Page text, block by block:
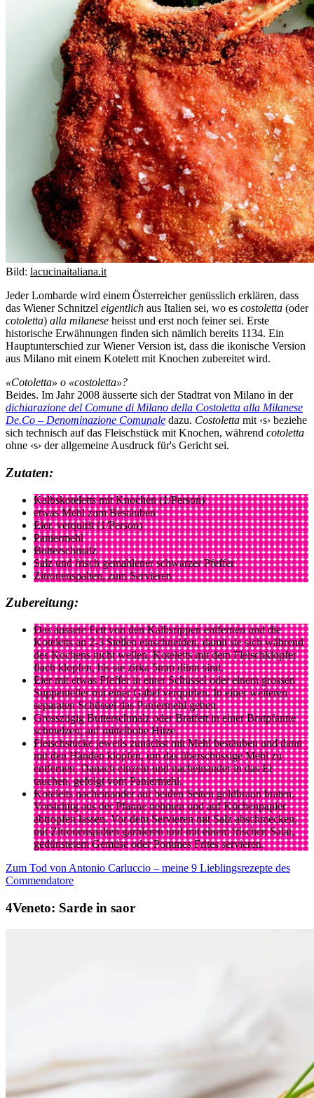
Bild: lacucinaitaliana.it
Jeder Lombarde wird einem Österreicher genüsslich erklären, dass
das Wiener Schnitzel eigentlich aus Italien sei, wo es costoletta (oder
cotoletta) alla milanese heisst und erst noch feiner sei. Erste
historische Erwähnungen finden sich nämlich bereits 1134. Ein
Hauptunterschied zur Wiener Version ist, dass die ikonische Version
aus Milano mit einem Kotelett mit Knochen zubereitet wird.
«Cotoletta» o «costoletta»?
Beides. Im Jahr 2008 äusserte sich der Stadtrat von Milano in der
dichiarazione del Comune di Milano della Costoletta alla Milanese
De.Co – Denominazione Comunale dazu. Costoletta mit ‹s› beziehe
sich technisch auf das Fleischstück mit Knochen, während cotoletta
ohne ‹s› der allgemeine Ausdruck für's Gericht sei.
Zutaten:
Kalbskoteletts mit Knochen (1/Person)
etwas Mehl zum Bestäuben
Eier, verquirlt (1/Person)
Paniermehl
Butterschmalz
Salz und frisch gemahlener schwarzer Pfeffer
Zitronenspalten, zum Servieren
Zubereitung:
Das äussere Fett von den Kalbsrippen entfernen und die
Koteletts an 2-3 Stellen einschneiden, damit sie sich während
des Kochens nicht wellen. Koteletts mit dem Fleischklopfer
flach klopfen, bis sie zirka 5mm dünn sind.
Eier mit etwas Pfeffer in einer Schüssel oder einem grossen
Suppenteller mit einer Gabel verquirlen. In einer weiteren
separaten Schüssel das Paniermehl geben.
Grosszügig Butterschmalz oder Bratfett in einer Bratpfanne
schmelzen; auf mittelhohe Hitze.
Fleischstücke jeweils zunächst mit Mehl bestäuben und dann
mit den Händen klopfen, um das überschüssige Mehl zu
entfernen. Danach einzeln und nacheinander in das Ei
tauchen, gefolgt vom Paniermehl.
Koteletts nacheinander auf beiden Seiten goldbraun braten.
Vorsichtig aus der Pfanne nehmen und auf Küchenpapier
abtropfen lassen. Vor dem Servieren mit Salz abschmecken,
mit Zitronenspalten garnieren und mit einem frischen Salat,
gedünstetem Gemüse oder Pommes Frites servieren.
Zum Tod von Antonio Carluccio – meine 9 Lieblingsrezepte des
Commendatore
Veneto: Sarde in saor